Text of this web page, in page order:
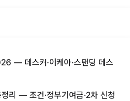
— 데스커·이케아·스탠딩 데스
리 — 조건·정부기여금·2차 신청